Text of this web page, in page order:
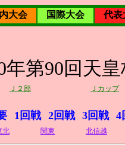
大会 国際大会
代表
年第90回天
Ｊ２部 Ｊカップ
1回戦 2回戦 3回戦 4
北 関東 北信越